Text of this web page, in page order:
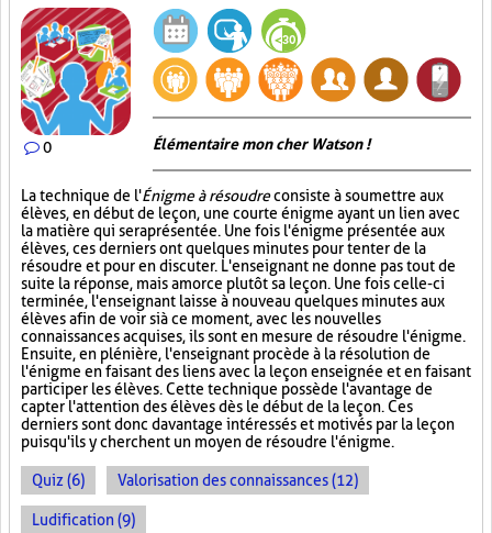
0 Élémentaire mon cher Watson !
La technique de l'Énigme à résoudreconsiste à soumettre aux
élèves, en début de leçon, une courte énigme ayant un lien avec
la matière qui sera présentée. Une fois l'énigme présentée aux
élèves, ces derniers ont quelques minutes pour tenter de la
résoudre et pour en discuter. L'enseignant ne donne pas tout de
suite la réponse, mais amorce plutôt sa leçon. Une fois celle-ci
terminée, l'enseignant laisse à nouveau quelques minutes aux
élèves afin de voir si à ce moment, avec les nouvelles
connaissances acquises, ils sont en mesure de résoudre l'énigme.
Ensuite, en plénière, l'enseignant procède à la résolution de
l'énigme en faisant des liens avec la leçon enseignée et en faisant
participer les élèves. Cette technique possède l'avantage de
capter l'attention des élèves dès le début de la leçon. Ces
derniers sont donc davantage intéressés et motivés par la leçon
puisqu'ils y cherchent un moyen de résoudre l'énigme.
Quiz (6) Valorisation des connaissances (12)
Ludification (9)